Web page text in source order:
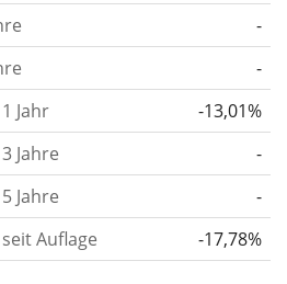
Artikel:
Zeiträume von 1, 3 und 5
ist definiert als die
einen Einjahreszeitraum
Rendite geteilt durch die
Volatilität.Rendite pro
Rendite eines
-
-
Jahr
-13,01%
Jahre
-
Jahre
-
Auflage
-17,78%